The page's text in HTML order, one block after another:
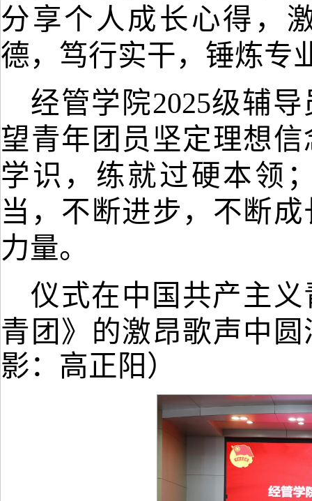
分享个人成长心得，
德，笃行实干，锤炼专
经管学院2025级辅
望青年团员坚定理想
学识，练就过硬本领
当，不断进步，不断
力量。
仪式在中国共产主
青团》的激昂歌声中
影：高正阳）